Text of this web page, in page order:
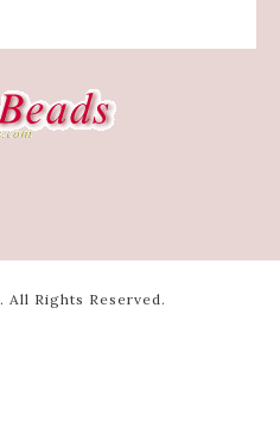
. All Rights Reserved.